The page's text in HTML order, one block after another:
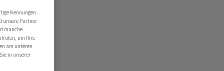
Kennungen
unsere Partner
manche
um Ihre
am unteren
in unserer